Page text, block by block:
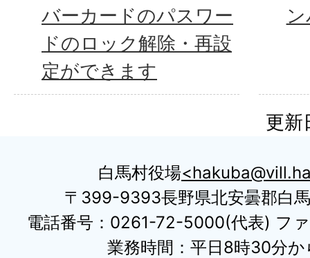
バーカードのパスワー
ドのロック解除・再設
定ができます
更新
白馬村役場
〒399-9393長野県北安曇郡白
電話番号：0261-72-5000(代表) フ
業務時間：平日8時30分か